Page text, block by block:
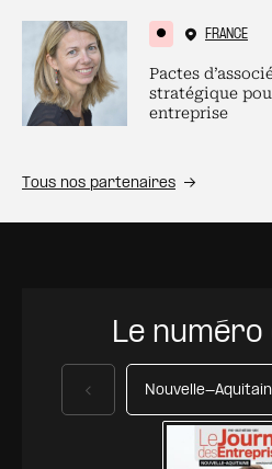
FRANCE
Pactes
stratégique
entreprise
Tous nos partenaires
Le numéro
Précédent